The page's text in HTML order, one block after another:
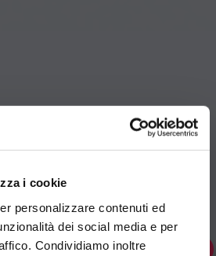
i cookie
personalizzare contenuti ed
dei social media e per
Condividiamo inoltre